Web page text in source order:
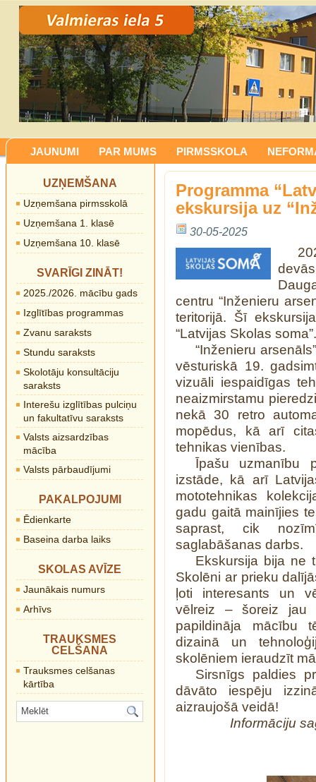
JAUNUMI PAR MUMS PIRMSSKOLA
UZŅEMŠANA
Uzņemšana pirmsskolā
Uzņemšana 1. klasē
Uzņemšana 10. klasē
SVARĪGI ZINĀT!
2025./2026. mācību gads
Izglītības programmas
Zvanu saraksts
Stundu saraksts
Skolotāju konsultāciju
saraksts
Interešu izglītības pulciņu
un fakultatīvu saraksts
Valsts aizsardzības
mācība
Valsts pārbaudījumi
PAKALPOJUMI
Ēdienkarte
Baseina darba laiks
SKOLAS AVĪZE
Jaunākais numurs
Arhīvs
TRAUKSMES
CELŠANA
Trauksmes celšanas
kārtība
Programma
ekskursija uz
30-05-2025
centru “Inženieru
teritorijā. Šī
“Latvijas Skolas soma”.
“Inženieru
vēsturiskā 19.
vizuāli iespaidīgas
neaizmirstamu
nekā 30 retro
mopēdus, kā arī
tehnikas vienības.
Īpašu uzmanību
izstāde, kā arī
mototehnikas
gadu gaitā mainījies
saprast, cik
saglabāšanas darbs.
Ekskursija bija ne
Skolēni ar prieku
ļoti interesants un
vēlreiz – šoreiz jau
papildināja mācību
dizainā un
skolēniem ieraudzīt
Sirsnīgs paldies
dāvāto iespēju
aizraujošā veidā!
Informāciju